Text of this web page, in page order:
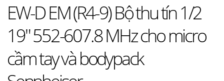
EW-D EM (R4-9) Bộ thu tín 1/2
19" 552-607.8 MHz cho micro
cầm tay và bodypack